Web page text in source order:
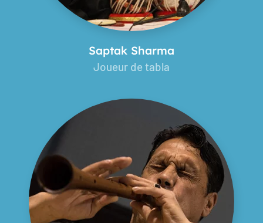
Saptak Sharma
Joueur de tabla